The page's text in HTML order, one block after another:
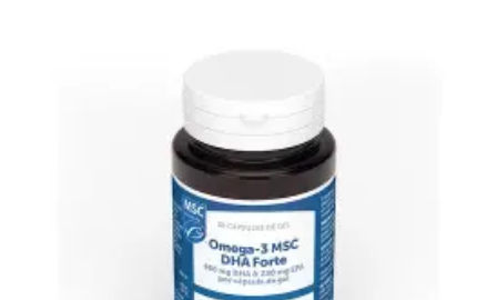
a reducir los niveles de triglicéridos y de colesterol de la sangre,
evita que se formen goágulos, tiene propiedades vasodilatadora
y ayuda a regular la presión arterial.
También está probado su efecto antiinflamatorio y su efecto
positivo en la respuesta inmunitaria.
Algunos investigadores aseguran que intervienen en la prevención